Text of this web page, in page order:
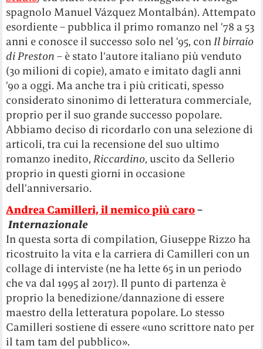
spagnolo Manuel Vázquez Montalbán). Attempato
esordiente – pubblica il primo romanzo nel ’78 a 53
anni e conosce il successo solo nel ’95, conIl birraio
di Preston – è stato l’autore italiano più venduto
(30 milioni di copie), amato e imitato dagli anni
’90 a oggi. Ma anche tra i più criticati, spesso
considerato sinonimo di letteratura commerciale,
proprio per il suo grande successo popolare.
Abbiamo deciso di ricordarlo con una selezione di
articoli, tra cui la recensione del suo ultimo
romanzo inedito,Riccardino, uscito da Sellerio
proprio in questi giorni in occasione
dell’anniversario.
Andrea Camilleri, il nemico più caro–
Internazionale
In questa sorta di compilation, Giuseppe Rizzo ha
ricostruito la vita e la carriera di Camilleri con un
collage di interviste (ne ha lette 65 in un periodo
che va dal 1995 al 2017). Il punto di partenza è
proprio la benedizione/dannazione di essere
maestro della letteratura popolare. Lo stesso
Camilleri sostiene di essere «uno scrittore nato per
il tam tam del pubblico».